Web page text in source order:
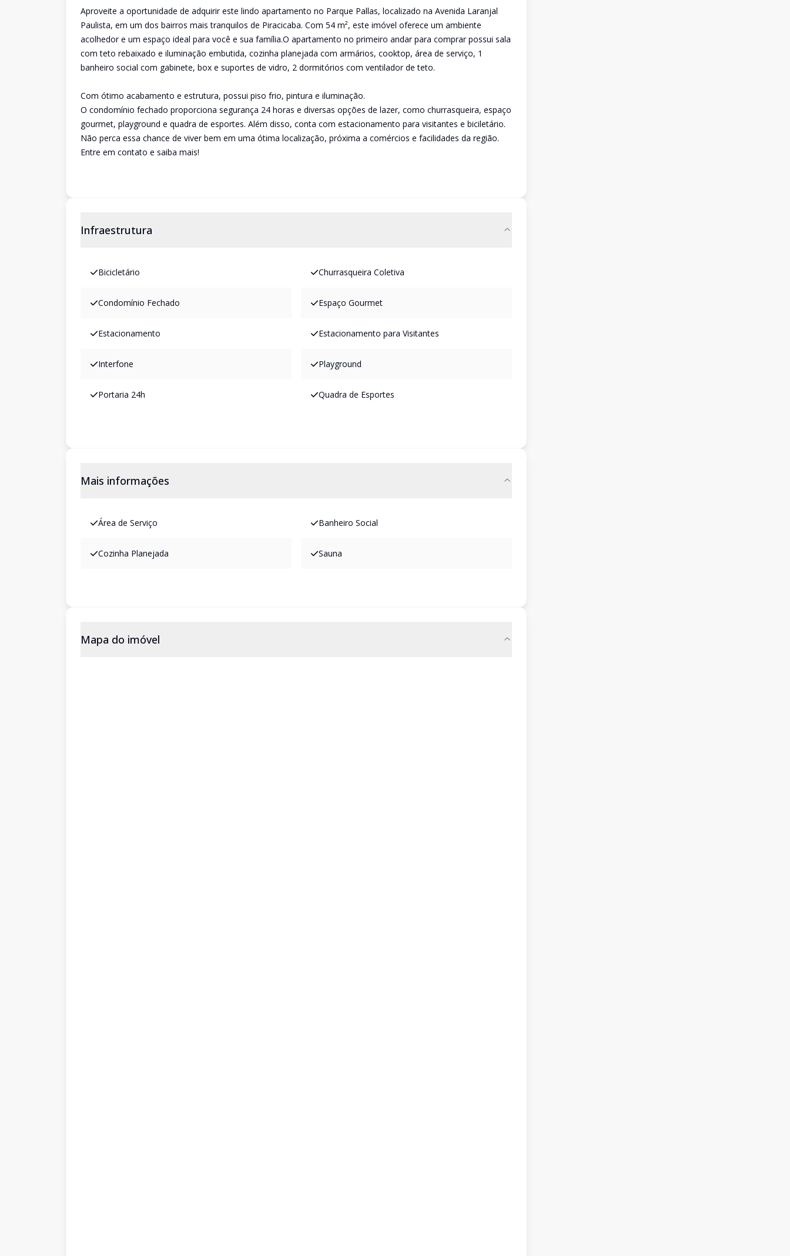
Aproveite a oportunidade de adquirir este lindo apartamento no Parque Pallas, localizado na Avenida Laranjal
Paulista, em um dos bairros mais tranquilos de Piracicaba. Com 54 m², este imóvel oferece um ambiente
acolhedor e um espaço ideal para você e sua família.O apartamento no primeiro andar para comprar possui sala
com teto rebaixado e iluminação embutida, cozinha planejada com armários, cooktop, área de serviço, 1
banheiro social com gabinete, box e suportes de vidro, 2 dormitórios com ventilador de teto.
Com ótimo acabamento e estrutura, possui piso frio, pintura e iluminação.
O condomínio fechado proporciona segurança 24 horas e diversas opções de lazer, como churrasqueira, espaço
gourmet, playground e quadra de esportes. Além disso, conta com estacionamento para visitantes e biciletário.
Não perca essa chance de viver bem em uma ótima localização, próxima a comércios e facilidades da região.
Entre em contato e saiba mais!
Infraestrutura
Bicicletário Churrasqueira Coletiva
Condomínio Fechado Espaço Gourmet
Estacionamento Estacionamento para Visitantes
Interfone Playground
Portaria 24h Quadra de Esportes
Mais informações
Área de Serviço Banheiro Social
Cozinha Planejada Sauna
Mapa do imóvel